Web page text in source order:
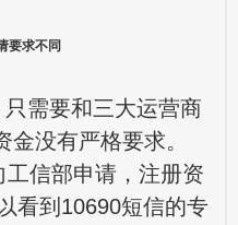
要求不同
需要和三大运营商
没有严格要求。
信部申请，注册资
看到10690短信的专